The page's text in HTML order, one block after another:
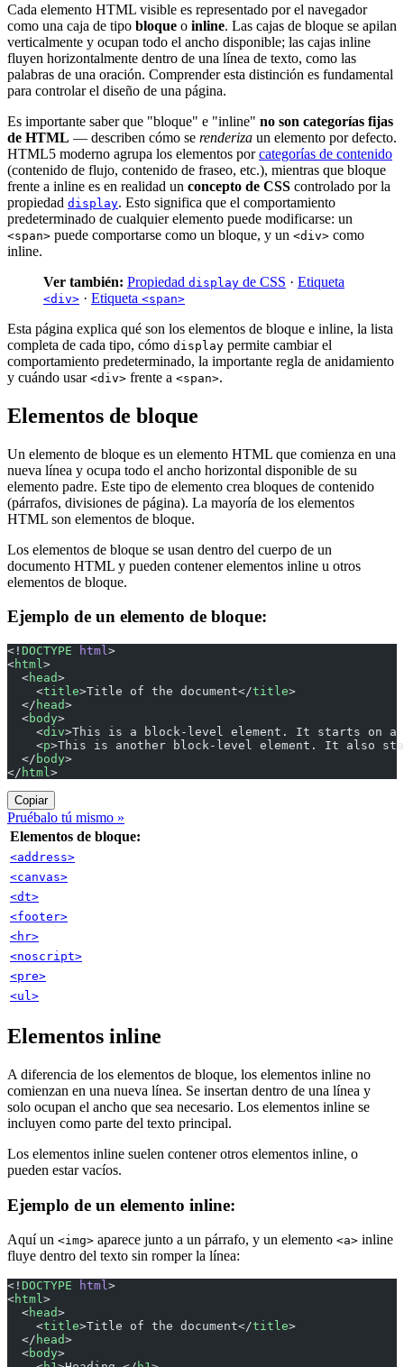
Cada elemento HTML visible es representado por el navegador
como una caja de tipo bloque o inline. Las cajas de bloque se apilan
verticalmente y ocupan todo el ancho disponible; las cajas inline
fluyen horizontalmente dentro de una línea de texto, como las
palabras de una oración. Comprender esta distinción es fundamental
para controlar el diseño de una página.
Es importante saber que "bloque" e "inline" no son categorías fijas
de HTML — describen cómo se renderiza un elemento por defecto.
HTML5 moderno agrupa los elementos porcategorías de contenido
(contenido de flujo, contenido de fraseo, etc.), mientras que bloque
frente a inline es en realidad un concepto de CSS controlado por la
propiedad display. Esto significa que el comportamiento
predeterminado de cualquier elemento puede modificarse: un
<span> puede comportarse como un bloque, y un <div> como
inline.
Ver también: Propiedad display de CSS · Etiqueta
<div> · Etiqueta <span>
Esta página explica qué son los elementos de bloque e inline, la lista
completa de cada tipo, cómo display permite cambiar el
comportamiento predeterminado, la importante regla de anidamiento
y cuándo usar <div> frente a <span>.
Elementos de bloque
Un elemento de bloque es un elemento HTML que comienza en una
nueva línea y ocupa todo el ancho horizontal disponible de su
elemento padre. Este tipo de elemento crea bloques de contenido
(párrafos, divisiones de página). La mayoría de los elementos
HTML son elementos de bloque.
Los elementos de bloque se usan dentro del cuerpo de un
documento HTML y pueden contener elementos inline u otros
elementos de bloque.
Ejemplo de un elemento de bloque:
<! DOCTYPE html>
<html>
  <
head>
    <
title>Title of the document</title>
  </
head>
  <
body>
    <
div>This is a block-level element. It starts on a
    <
p>This is another block-level element. It also
  </
body>
</ html>
Copiar
Pruébalo tú mismo »
Elementos de bloque:
<address>
<canvas>
<dt>
<footer>
<hr>
<noscript>
<pre>
<ul>
Elementos inline
A diferencia de los elementos de bloque, los elementos inline no
comienzan en una nueva línea. Se insertan dentro de una línea y
solo ocupan el ancho que sea necesario. Los elementos inline se
incluyen como parte del texto principal.
Los elementos inline suelen contener otros elementos inline, o
pueden estar vacíos.
Ejemplo de un elemento inline:
Aquí un <img> aparece junto a un párrafo, y un elemento <a> inline
fluye dentro del texto sin romper la línea:
<! DOCTYPE html>
<html>
  <
head>
    <
title>Title of the document</title>
  </
head>
  <
body>